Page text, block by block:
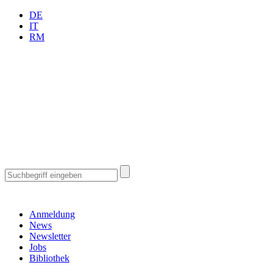
DE
IT
RM
Anmeldung
News
Newsletter
Jobs
Bibliothek